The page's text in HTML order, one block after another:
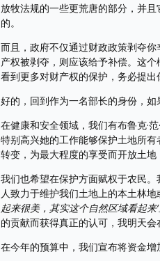
放牧法规的一些更荒唐的部分，并
的。
而且，政府不仅通过财政政策剥夺
产权被剥夺，则应该给予补偿。这
看到更多对财产权的保护，务必提出
好的，回到作为一名部长的身份，
在健康和安全领域，我们有布鲁克·
特别高兴她的工作能够保护土地所
转变，为最大程度的享受而开放土地
我们也希望在保护方面赋权于农民
人致力于维护我们土地上的本土林
起来很美，其实这个自然区域看起来
的贡献而获得真正的认可，我明天
在今年的预算中，我们宣布将资金